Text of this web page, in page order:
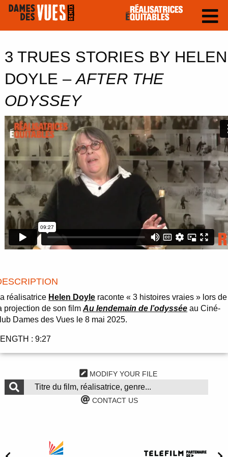
3 TRUES STORIES BY HELEN
DOYLE –AFTER THE
ODYSSEY
réalisatrice Helen Doyle raconte « 3 histoires vraies » lors de
projection de son filmAu lendemain de l’odyssée au Ciné-
Dames des Vues le 8 mai 2025.
: 9:27
MODIFY YOUR FILE
CONTACT US